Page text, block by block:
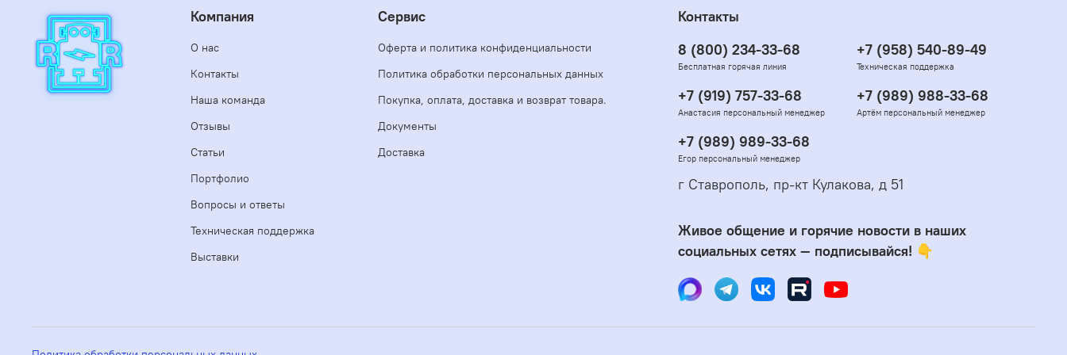
Компания
О нас
Контакты
Наша команда
Отзывы
Статьи
Портфолио
Вопросы и ответы
Техническая поддержка
Выставки
Сервис
Оферта и политика конфиденциальности
Политика обработки персональных данных
Покупка, оплата, доставка и возврат товара.
Документы
Доставка
Контакты
8 (800) 234-33-68
Бесплатная горячая линия
+7 (958) 540-89-49
Техническая поддержка
+7 (919) 757-33-68
Анастасия персональный менеджер
+7 (989) 988-33-68
Артём персональный менеджер
+7 (989) 989-33-68
Егор персональный менеджер
г Ставрополь, пр-кт Кулакова, д 51
Живое общение и горячие новости в наших
социальных сетях — подписывайся! 👇